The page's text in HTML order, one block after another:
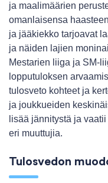
ja maalimäärien
omanlaisensa
ja jääkiekko tarjoavat
ja näiden lajien
Mestarien liiga ja SM-
lopputuloksen
tulosveto kohteet ja
ja joukkueiden
lisää jännitystä ja
eri muuttujia.
Tulosvedon